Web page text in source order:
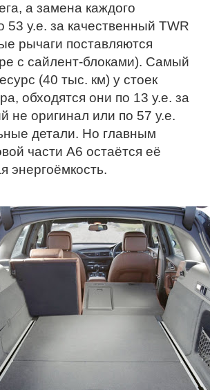
а замена каждого
53 у.е. за качественный TWR
рычаги поставляются
с сайлент-блоками). Самый
(40 тыс. км) у стоек
обходятся они по 13 у.е. за
не оригинал или по 57 у.е.
детали. Но главным
части А6 остаётся её
энергоёмкость.